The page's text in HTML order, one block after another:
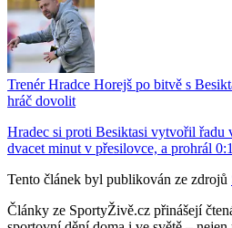
Trenér Hradce Horejš po bitvě s
hráč dovolit
Hradec si proti Besiktasi vytvořil řadu
dvacet minut v přesilovce, a prohrál
Tento článek byl publikován ze zdrojů
Články ze SportyŽivě.cz přinášejí